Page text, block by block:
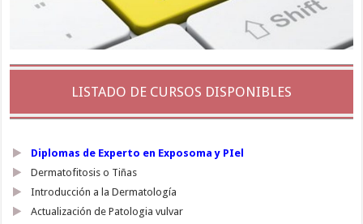
LISTADO DE CURSOS DISPONIBLES
Diplomas de Experto en Exposoma y PIel
Dermatofitosis o Tiñas
Introducción a la Dermatología
Actualización de Patologia vulvar